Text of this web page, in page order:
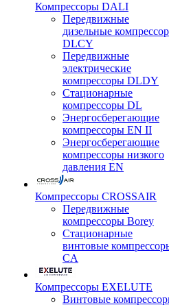
Компрессоры DALI
Передвижные
дизельные
DLCY
Передвижные
электрические
компрессоры DLDY
Стационарные
компрессоры DL
Энергосберегающие
компрессоры EN II
Энергосберегающие
компрессоры низкого
давления EN
Компрессоры CROSSAIR
Передвижные
компрессоры Borey
Стационарные
винтовые
CA
Компрессоры EXELUTE
Винтовые